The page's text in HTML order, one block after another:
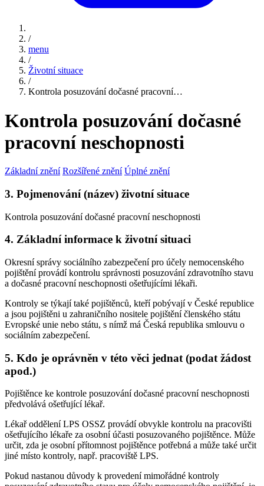
/
menu
/
Životní situace
/
Kontrola posuzování dočasné pracovní…
Kontrola posuzování dočasné
pracovní neschopnosti
Základní znění Rozšířené znění Úplné znění
3. Pojmenování (název) životní situace
Kontrola posuzování dočasné pracovní neschopnosti
4. Základní informace k životní situaci
Okresní správy sociálního zabezpečení pro účely nemocenského
pojištění provádí kontrolu správnosti posuzování zdravotního stavu
a dočasné pracovní neschopnosti ošetřujícími lékaři.
Kontroly se týkají také pojištěnců, kteří pobývají v České republice
a jsou pojištěni u zahraničního nositele pojištění členského státu
Evropské unie nebo státu, s nímž má Česká republika smlouvu o
sociálním zabezpečení.
5. Kdo je oprávněn v této věci jednat (podat žádost
apod.)
Pojištěnce ke kontrole posuzování dočasné pracovní neschopnosti
předvolává ošetřující lékař.
Lékař oddělení LPS OSSZ provádí obvykle kontrolu na pracovišti
ošetřujícího lékaře za osobní účasti posuzovaného pojištěnce. Může
určit, zda je osobní přítomnost pojištěnce potřebná a může také určit
jiné místo kontroly, např. pracoviště LPS.
Pokud nastanou důvody k provedení mimořádné kontroly